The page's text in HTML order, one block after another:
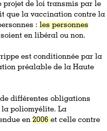
projet de loi transmis par le
que la vaccination contre la
:les personnes
en libéral ou non.
est conditionnée par la
préalable de la Haute
différentes obligations
poliomyélite. La
en2006et celle contre